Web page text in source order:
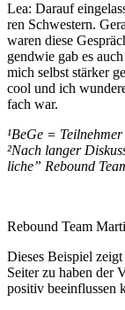
Lea: Dar­auf
ren Schwes­tern.
waren diese
gendwie gab es
mich selbst stär­ker
cool und ich
fach war.
¹BeGe = Teil­nehmer
²Nach lan­ger
liche” Re­bound
Rebound Team
Die­ses Bei­spiel
Sei­ter zu haben der
posi­tiv be­ein­flussen